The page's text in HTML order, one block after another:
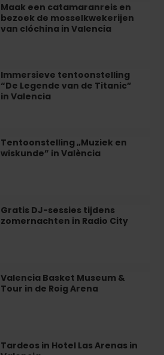
Maak een catamaranreis en
bezoek de mosselkwekerijen
van clóchina in Valencia
Immersieve tentoonstelling
“De Legende van de Titanic”
in Valencia
Tentoonstelling „Muziek en
wiskunde” in València
Gratis DJ-sessies tijdens
zomernachten in Radio City
Valencia Basket Museum &
Tour in de Roig Arena
Tardeos in Hotel Las Arenas in